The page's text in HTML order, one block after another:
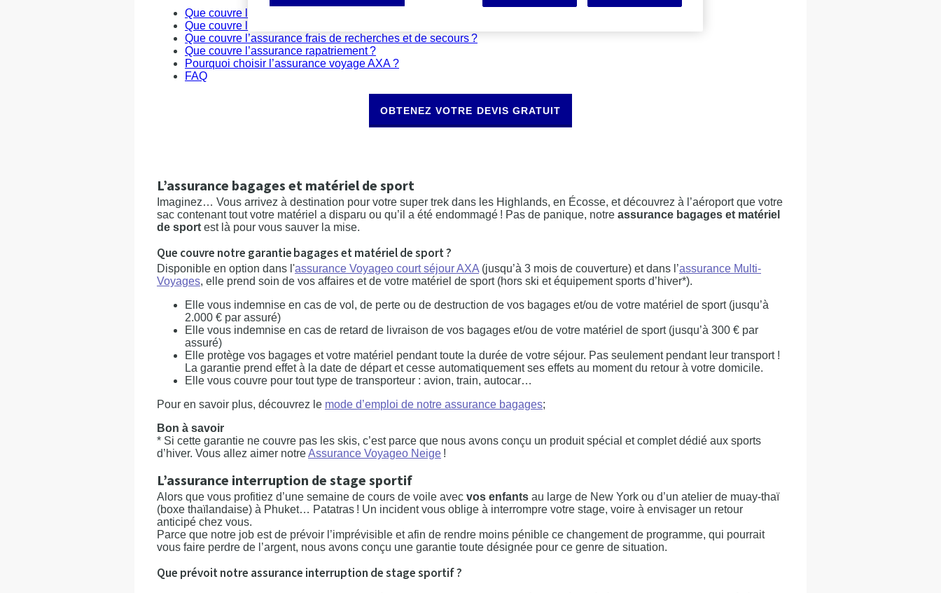
Que couvre l’assurance bagages et matériel de sport ?
Que couvre l’assurance interruption de stage sportif ?
Que couvre l’assurance frais de recherches et de secours ?
Que couvre l’assurance rapatriement ?
Pourquoi choisir l’assurance voyage AXA ?
FAQ
OBTENEZ VOTRE DEVIS GRATUIT
L’assurance bagages et matériel de sport
Imaginez… Vous arrivez à destination pour votre super trek dans les Highlands, en Écosse, et découvrez à l’aéroport que votre
sac contenant tout votre matériel a disparu ou qu’il a été endommagé ! Pas de panique, notre assurance bagages et matériel
de sport est là pour vous sauver la mise.
Que couvre notre garantie bagages et matériel de sport ?
Disponible en option dans l'assurance Voyageo court séjour AXA (jusqu’à 3 mois de couverture) et dans l’assurance Multi-
Voyages, elle prend soin de vos affaires et de votre matériel de sport (hors ski et équipement sports d’hiver*).
Elle vous indemnise en cas de vol, de perte ou de destruction de vos bagages et/ou de votre matériel de sport (jusqu’à
2.000 € par assuré)
Elle vous indemnise en cas de retard de livraison de vos bagages et/ou de votre matériel de sport (jusqu’à 300 € par
assuré)
Elle protège vos bagages et votre matériel pendant toute la durée de votre séjour. Pas seulement pendant leur transport !
La garantie prend effet à la date de départ et cesse automatiquement ses effets au moment du retour à votre domicile.
Elle vous couvre pour tout type de transporteur : avion, train, autocar…
Pour en savoir plus, découvrez le mode d’emploi de notre assurance bagages;
Bon à savoir
* Si cette garantie ne couvre pas les skis, c’est parce que nous avons conçu un produit spécial et complet dédié aux sports
d’hiver. Vous allez aimer notreAssurance Voyageo Neige !
L’assurance interruption de stage sportif
Alors que vous profitiez d’une semaine de cours de voile avec vos enfants au large de New York ou d’un atelier de muay-thaï
(boxe thaïlandaise) à Phuket… Patatras ! Un incident vous oblige à interrompre votre stage, voire à envisager un retour
anticipé chez vous.
Parce que notre job est de prévoir l’imprévisible et afin de rendre moins pénible ce changement de programme, qui pourrait
vous faire perdre de l’argent, nous avons conçu une garantie toute désignée pour ce genre de situation.
Que prévoit notre assurance interruption de stage sportif ?